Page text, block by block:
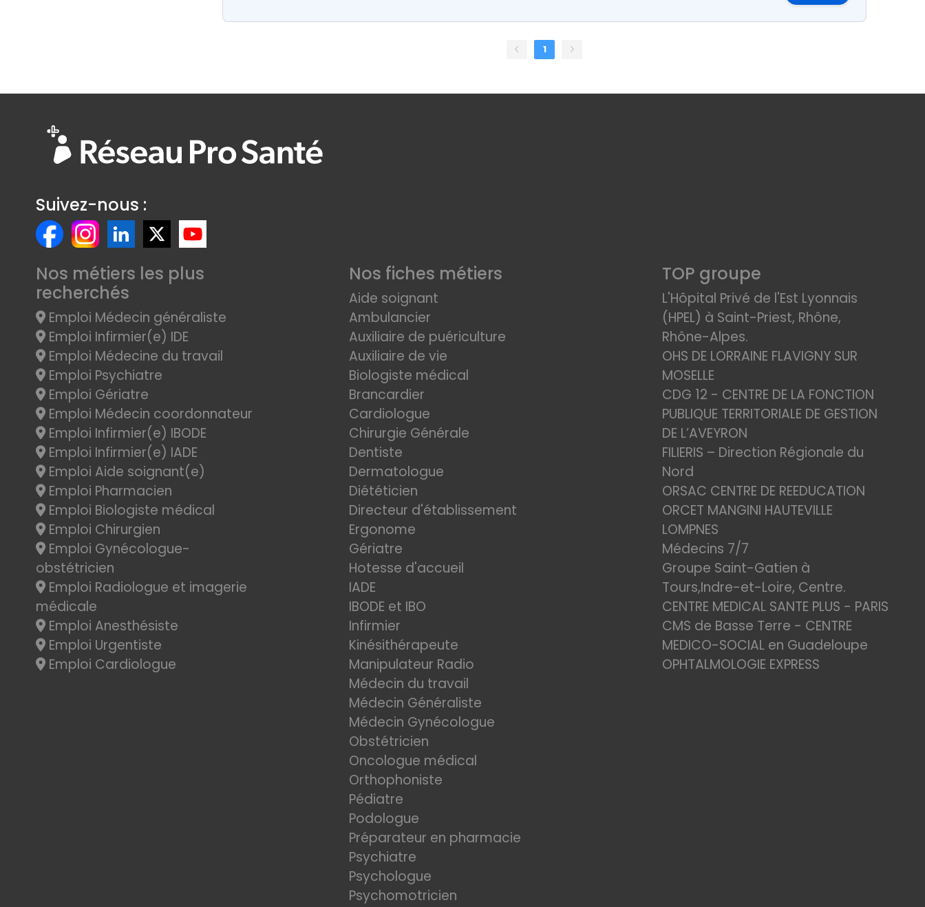
1
Suivez-nous :
Nos métiers les plus
recherchés
Emploi Médecin généraliste
Emploi Infirmier(e) IDE
Emploi Médecine du travail
Emploi Psychiatre
Emploi Gériatre
Emploi Médecin coordonnateur
Emploi Infirmier(e) IBODE
Emploi Infirmier(e) IADE
Emploi Aide soignant(e)
Emploi Pharmacien
Emploi Biologiste médical
Emploi Chirurgien
Emploi Gynécologue-
obstétricien
Emploi Radiologue et imagerie
médicale
Emploi Anesthésiste
Emploi Urgentiste
Emploi Cardiologue
Nos fiches métiers
Aide soignant
Ambulancier
Auxiliaire de puériculture
Auxiliaire de vie
Biologiste médical
Brancardier
Cardiologue
Chirurgie Générale
Dentiste
Dermatologue
Diététicien
Directeur d'établissement
Ergonome
Gériatre
Hotesse d'accueil
IADE
IBODE et IBO
Infirmier
Kinésithérapeute
Manipulateur Radio
Médecin du travail
Médecin Généraliste
Médecin Gynécologue
Obstétricien
Oncologue médical
Orthophoniste
Pédiatre
Podologue
Préparateur en pharmacie
Psychiatre
Psychologue
Psychomotricien
TOP groupe
L'Hôpital Privé de l'Est Lyonnais
(HPEL) à Saint-Priest, Rhône,
Rhône-Alpes.
OHS DE LORRAINE FLAVIGNY SUR
MOSELLE
CDG 12 - CENTRE DE LA FONCTION
PUBLIQUE TERRITORIALE DE GESTION
DE L’AVEYRON
FILIERIS – Direction Régionale du
Nord
ORSAC CENTRE DE REEDUCATION
ORCET MANGINI HAUTEVILLE
LOMPNES
Médecins 7/7
Groupe Saint-Gatien à
Tours,Indre-et-Loire, Centre.
CENTRE MEDICAL SANTE PLUS - PARIS
CMS de Basse Terre - CENTRE
MEDICO-SOCIAL en Guadeloupe
OPHTALMOLOGIE EXPRESS